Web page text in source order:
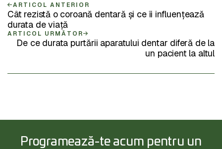
ARTICOL ANTERIOR
Cât rezistă o coroană dentară și ce îi influențează
durata de viață
ARTICOL URMĂTOR
De ce durata purtării aparatului dentar diferă de la
un pacient la altul
Programează-te acum pentru un